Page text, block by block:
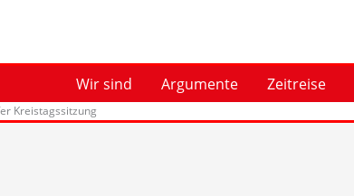
Wir sind
Argumente Zeitreise
Kreistagssitzung